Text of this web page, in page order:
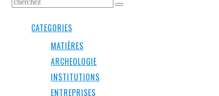
CATEGORIES
MATIÈRES
ARCHEOLOGIE
INSTITUTIONS
ENTREPRISES